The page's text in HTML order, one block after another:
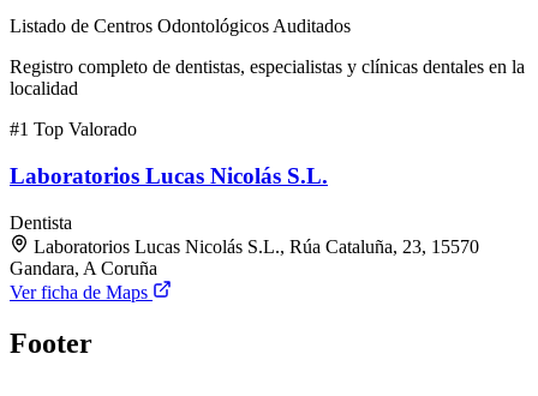
Listado de Centros Odontológicos Auditados
Registro completo de dentistas, especialistas y clínicas dentales en la
localidad
#1 Top Valorado
Laboratorios Lucas Nicolás S.L.
Dentista
Laboratorios Lucas Nicolás S.L., Rúa Cataluña, 23, 15570
Gandara, A Coruña
Ver ficha de Maps
Footer